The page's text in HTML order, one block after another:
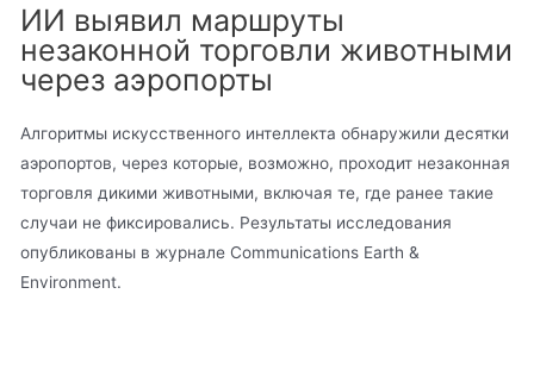
ИИ выявил маршруты
незаконной торговли животными
через аэропорты
Алгоритмы искусственного интеллекта обнаружили десятки
аэропортов, через которые, возможно, проходит незаконная
торговля дикими животными, включая те, где ранее такие
случаи не фиксировались. Результаты исследования
опубликованы в журнале Communications Earth &
Environment.